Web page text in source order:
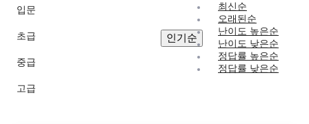
입문
초급
중급
고급
인기순
최신순
오래된순
난이도 높은순
난이도 낮은순
정답률 높은순
정답률 낮은순